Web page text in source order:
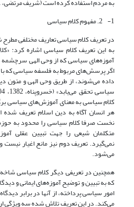
به مردم استفاده کرده است (شریف مرتضی، 1411، 410).
1- 2. مفهوم کلام سیاسی
در تعریف کلام سیاسی تعاریف مختلفی
به این تعریف کلام سیاسی اشاره کرد:
آموزه‌های سیاسی که از وحی الهی سرچشمه
اگر پرسش‌های مربوط به فلسفه سیاسی که
داده می‌شوند، از طریق وحی الهی و متون
کلام سیاسی به معنای آموزش‌های سیاسی
نخست صرفا کلام سیاسی را محدود به
متکلمان شیعی را جهت تبیین عقلی
نمی‌گیرد. تعریف دوم نیز مانع اغیار
می‌شود.
همچنین در تعریفی دیگر کلام سیاسی
که به تبیین و توضیح آموزه‌های ایمانی و
امور سیاسی پرداخته، از آنها در برابر
می‌کند. در این تعریف تلاش شده سه ویژگی